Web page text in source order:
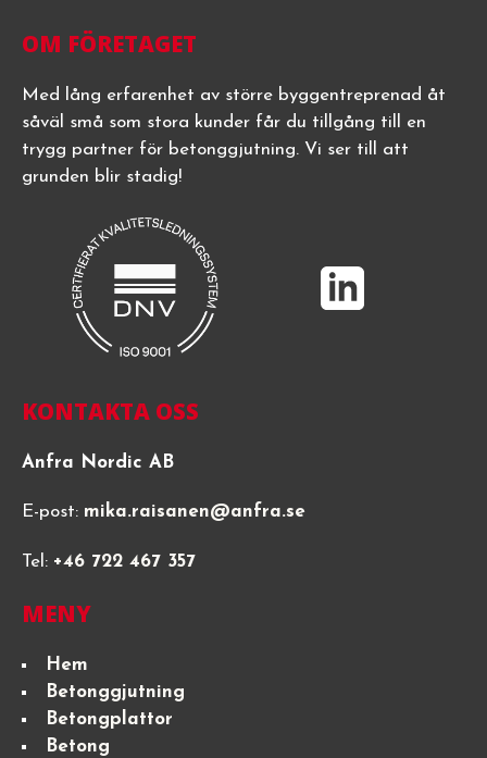
OM FÖRETAGET
Med lång erfarenhet av större byggentreprenad åt
såväl små som stora kunder får du tillgång till en
trygg partner för betonggjutning. Vi ser till att
grunden blir stadig!
KONTAKTA OSS
Anfra Nordic AB
E-post: mika.raisanen@anfra.se
Tel: +46 722 467 357
MENY
Hem
Betonggjutning
Betongplattor
Betong